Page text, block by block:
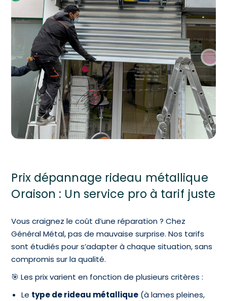
Prix dépannage rideau métallique
Oraison : Un service pro à tarif juste
Vous craignez le coût d’une réparation ? Chez
Général Métal, pas de mauvaise surprise. Nos tarifs
sont étudiés pour s’adapter à chaque situation, sans
compromis sur la qualité.
🎯 Les prix varient en fonction de plusieurs critères :
Le type de rideau métallique (à lames pleines,